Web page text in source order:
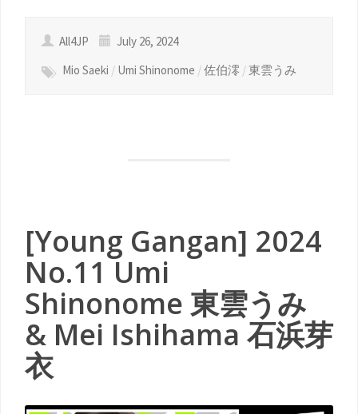
All4JP
July 26, 2024
Mio Saeki / Umi Shinonome /佐伯澪 /東雲うみ
[Young Gangan] 2024
No.11 Umi
Shinonome 東雲うみ
& Mei Ishihama 石浜芽
衣